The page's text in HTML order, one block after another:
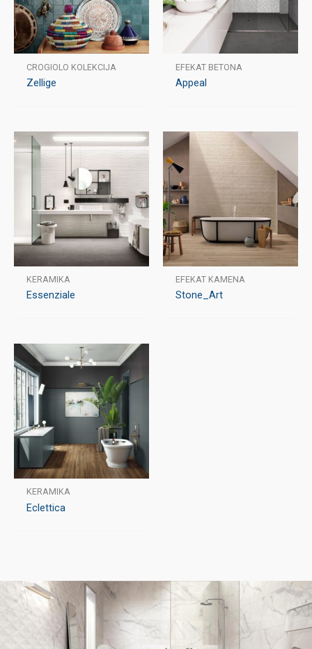
CROGIOLO KOLEKCIJA
Zellige
EFEKAT BETONA
Appeal
KERAMIKA
Essenziale
EFEKAT KAMENA
Stone_Art
KERAMIKA
Eclettica